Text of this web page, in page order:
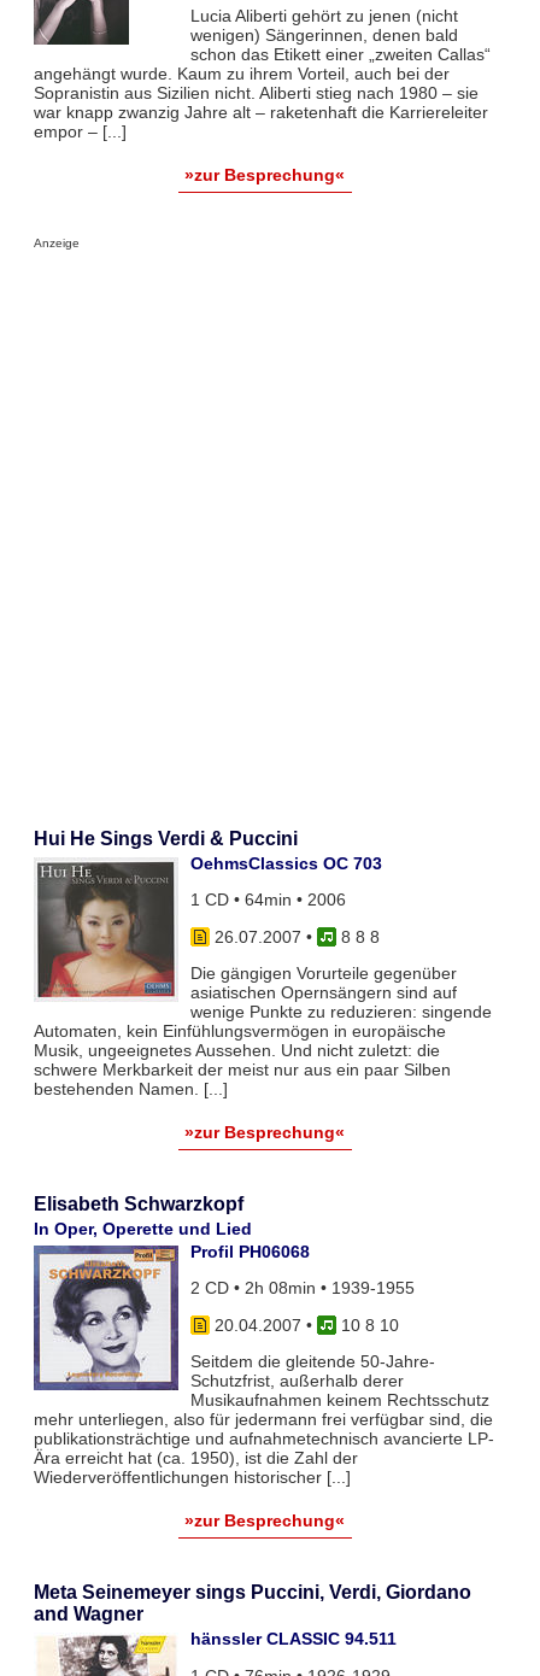
Lucia Aliberti gehört zu jenen (nicht
wenigen) Sängerinnen, denen bald
schon das Etikett einer „zweiten Callas“
angehängt wurde. Kaum zu ihrem Vorteil, auch bei der
Sopranistin aus Sizilien nicht. Aliberti stieg nach 1980 – sie
war knapp zwanzig Jahre alt – raketenhaft die Karriereleiter
empor – [...]
»zur Besprechung«
Anzeige
Hui He Sings Verdi & Puccini
OehmsClassics OC 703
1 CD • 64min • 2006
26.07.2007 •
8 8 8
Die gängigen Vorurteile gegenüber
asiatischen Opernsängern sind auf
wenige Punkte zu reduzieren: singende
Automaten, kein Einfühlungsvermögen in europäische
Musik, ungeeignetes Aussehen. Und nicht zuletzt: die
schwere Merkbarkeit der meist nur aus ein paar Silben
bestehenden Namen. [...]
»zur Besprechung«
Elisabeth Schwarzkopf
In Oper, Operette und Lied
Profil PH06068
2 CD • 2h 08min • 1939-1955
20.04.2007 •
10 8 10
Seitdem die gleitende 50-Jahre-
Schutzfrist, außerhalb derer
Musikaufnahmen keinem Rechtsschutz
mehr unterliegen, also für jedermann frei verfügbar sind, die
publikationsträchtige und aufnahmetechnisch avancierte LP-
Ära erreicht hat (ca. 1950), ist die Zahl der
Wiederveröffentlichungen historischer [...]
»zur Besprechung«
Meta Seinemeyer sings Puccini, Verdi, Giordano
and Wagner
hänssler CLASSIC 94.511